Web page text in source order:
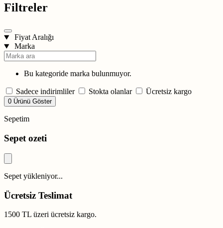
Filtreler
Fiyat Aralığı
Marka
Bu kategoride marka bulunmuyor.
Sadece indirimliler Stokta olanlar Ücretsiz kargo
0 Ürünü Göster
Sepetim
Sepet ozeti
Sepet yükleniyor...
Ücretsiz Teslimat
1500 TL üzeri ücretsiz kargo.